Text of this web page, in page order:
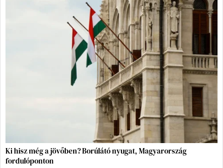
Ki hisz még a jövőben? Borúlátó nyugat, Magyarország
fordulóponton